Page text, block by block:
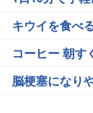
キウイを食べ
コーヒー 朝す
脳梗塞になり